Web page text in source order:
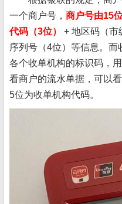
一个商户号， 商户号由15
代码（3位）
+ 地区码（市
序列号（4位）等信息。
各个收单机构的标识码，
看商户的流水单据，可以
5位为收单机构代码。